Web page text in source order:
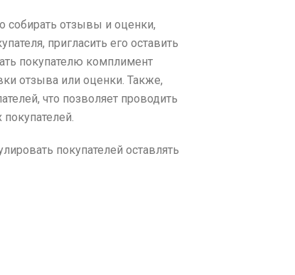
собирать отзывы и оценки,
пригласить его оставить
покупателю комплимент
отзыва или оценки. Также,
что позволяет проводить
покупателей оставлять